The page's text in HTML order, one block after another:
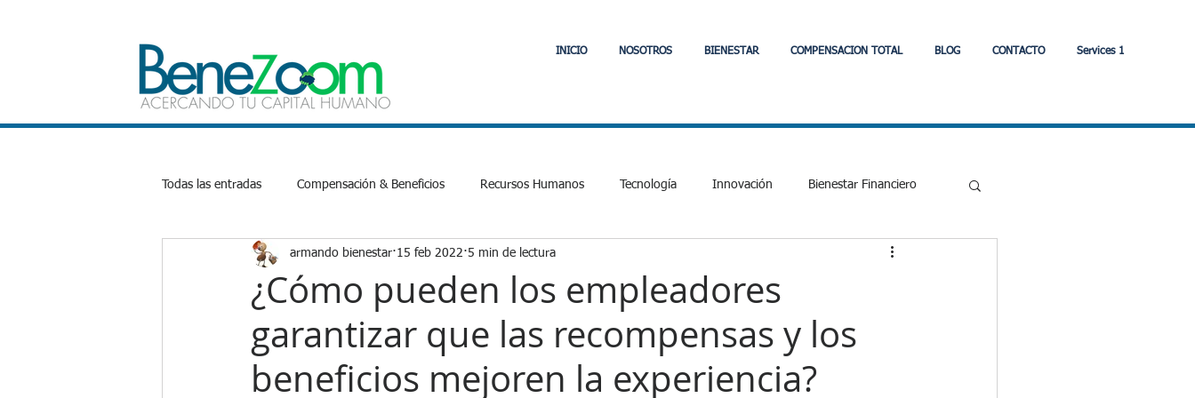
INICIO NOSOTROS BIENESTAR COMPENSACION TOTAL BLOG CONTACTO Services 1
Todas las entradas Compensación & Beneficios Recursos Humanos Tecnología Innovación Bienestar Financiero
Bienestar Emocional Salud Laboral y Tributario Comunidad
Productividad Inteligencia Artificial Fintech APIs Interoperabilidad Fintech Estrategia
¿Cómo pueden los empleadores
garantizar que las recompensas y los
beneficios mejoren la experiencia?
armando bienestar 15 feb 2022 5 min de lectura